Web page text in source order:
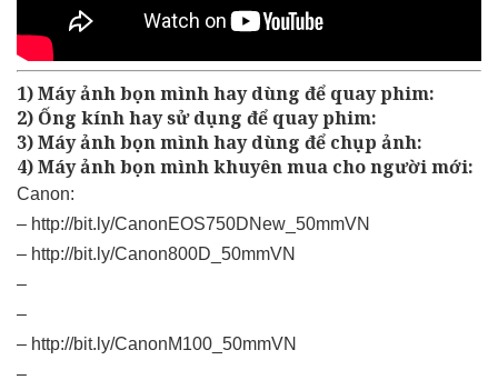
1) Máy ảnh bọn mình hay dùng để quay phim:
2) Ống kính hay sử dụng để quay phim:
3) Máy ảnh bọn mình hay dùng để chụp ảnh:
4) Máy ảnh bọn mình khuyên mua cho người mới:
Canon:
– http://bit.ly/CanonEOS750DNew_50mmVN
– http://bit.ly/Canon800D_50mmVN
–
–
– http://bit.ly/CanonM100_50mmVN
–